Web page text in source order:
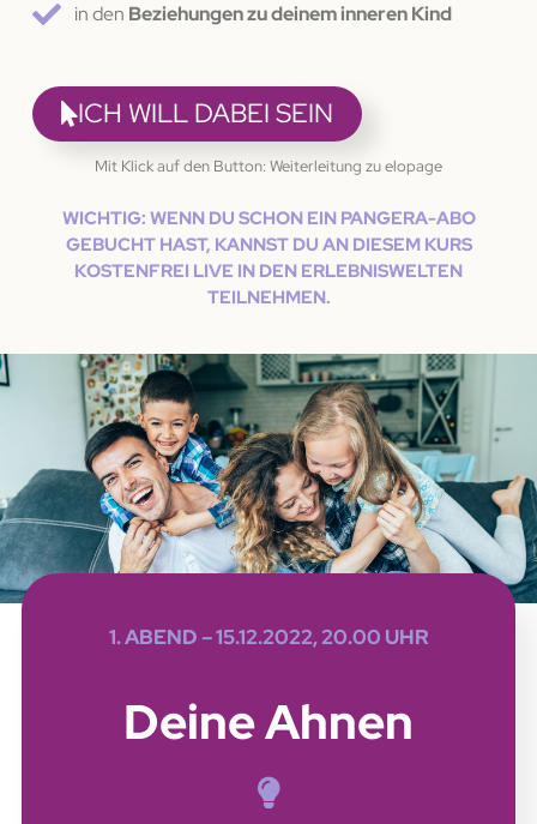
in den Beziehungen zu deinem inneren Kind
ICH WILL DABEI SEIN
Mit Klick auf den Button: Weiterleitung zu elopage
WICHTIG: WENN DU SCHON EIN PANGERA-ABO
GEBUCHT HAST, KANNST DU AN DIESEM KURS
KOSTENFREI LIVE IN DEN ERLEBNISWELTEN
TEILNEHMEN.
1. ABEND – 15.12.2022, 20.00 UHR
Deine Ahnen